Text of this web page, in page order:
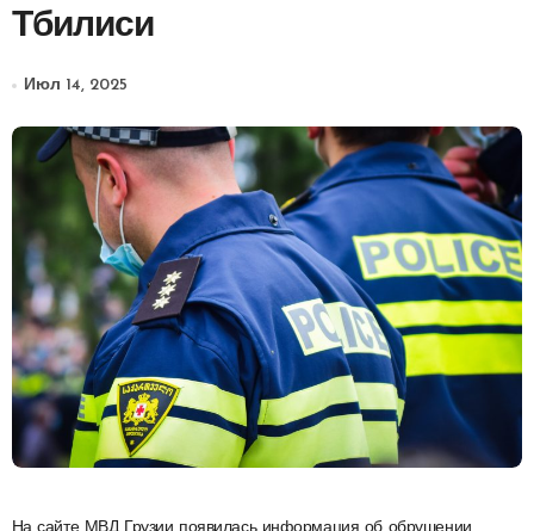
Тбилиси
Июл 14, 2025